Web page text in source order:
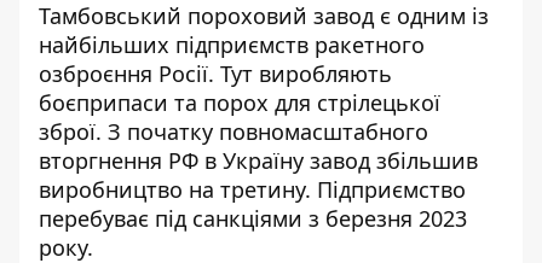
Тамбовський пороховий завод є одним із
найбільших підприємств ракетного
озброєння Росії. Тут виробляють
боєприпаси та порох для стрілецької
зброї. З початку повномасштабного
вторгнення РФ в Україну завод збільшив
виробництво на третину. Підприємство
перебуває під санкціями з березня 2023
року.